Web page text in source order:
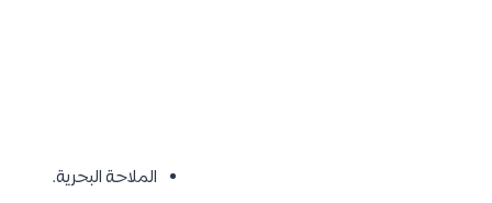
الملاحة البحرية.